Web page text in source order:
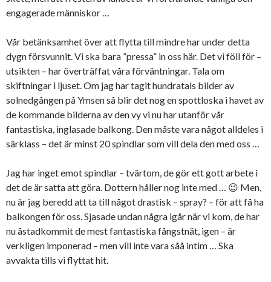
engagerade människor …
Vår betänksamhet över att flytta till mindre har under detta
dygn försvunnit. Vi ska bara ”pressa” in oss här. Det vi föll för –
utsikten – har överträffat våra förväntningar. Tala om
skiftningar i ljuset. Om jag har tagit hundratals bilder av
solnedgången på Ymsen så blir det nog en spottloska i havet av
de kommande bilderna av den vy vi nu har utanför vår
fantastiska, inglasade balkong. Den måste vara något alldeles i
särklass – det är minst 20 spindlar som vill dela den med oss …
Jag har inget emot spindlar – tvärtom, de gör ett gott arbete i
det de är satta att göra. Dottern håller nog inte med … 😉 Men,
nu är jag beredd att ta till något drastisk – spray? – för att få ha
balkongen för oss. Sjasade undan några igår när vi kom, de har
nu åstadkommit de mest fantastiska fångstnät, igen – är
verkligen imponerad – men vill inte vara såå intim … Ska
avvakta tills vi flyttat hit.